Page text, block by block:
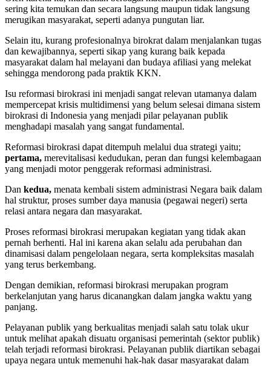
sering kita temukan dan secara langsung maupun tidak langsung
merugikan masyarakat, seperti adanya pungutan liar.
Selain itu, kurang profesionalnya birokrat dalam menjalankan tugas
dan kewajibannya, seperti sikap yang kurang baik kepada
masyarakat dalam hal melayani dan budaya afiliasi yang melekat
sehingga mendorong pada praktik KKN.
Isu reformasi birokrasi ini menjadi sangat relevan utamanya dalam
mempercepat krisis multidimensi yang belum selesai dimana sistem
birokrasi di Indonesia yang menjadi pilar pelayanan publik
menghadapi masalah yang sangat fundamental.
Reformasi birokrasi dapat ditempuh melalui dua strategi yaitu;
pertama, merevitalisasi kedudukan, peran dan fungsi kelembagaan
yang menjadi motor penggerak reformasi administrasi.
Dan kedua, menata kembali sistem administrasi Negara baik dalam
hal struktur, proses sumber daya manusia (pegawai negeri) serta
relasi antara negara dan masyarakat.
Proses reformasi birokrasi merupakan kegiatan yang tidak akan
pernah berhenti. Hal ini karena akan selalu ada perubahan dan
dinamisasi dalam pengelolaan negara, serta kompleksitas masalah
yang terus berkembang.
Dengan demikian, reformasi birokrasi merupakan program
berkelanjutan yang harus dicanangkan dalam jangka waktu yang
panjang.
Pelayanan publik yang berkualitas menjadi salah satu tolak ukur
untuk melihat apakah disuatu organisasi pemerintah (sektor publik)
telah terjadi reformasi birokrasi. Pelayanan publik diartikan sebagai
upaya negara untuk memenuhi hak-hak dasar masyarakat dalam